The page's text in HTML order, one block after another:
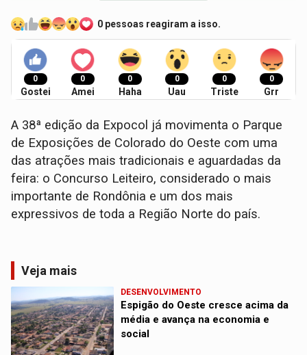
0 pessoas reagiram a isso.
0
Gostei
0
Amei
0
Haha
0
Uau
0
Triste
0
Grr
A 38ª edição da Expocol já movimenta o Parque
de Exposições de Colorado do Oeste com uma
das atrações mais tradicionais e aguardadas da
feira: o Concurso Leiteiro, considerado o mais
importante de Rondônia e um dos mais
expressivos de toda a Região Norte do país.
Veja mais
DESENVOLVIMENTO
Espigão do Oeste cresce acima da
média e avança na economia e
social